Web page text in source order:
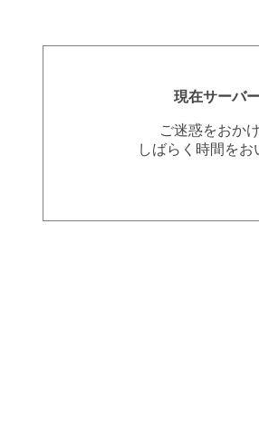
現在サーバ
ご迷惑をおか
しばらく時間を